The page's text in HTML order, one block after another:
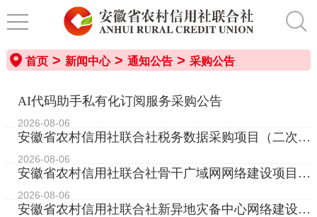
首页> 新闻中心> 通知公告> 采购公告
AI代码助手私有化订阅服务采购公告
2026-08-06
安徽省农村信用社联合社税务数据采购项目（二次）
招标公告
2026-08-06
安徽省农村信用社联合社骨干广域网网络建设项目
（网络设备）变更公告
2026-08-06
安徽省农村信用社联合社新异地灾备中心网络建设项